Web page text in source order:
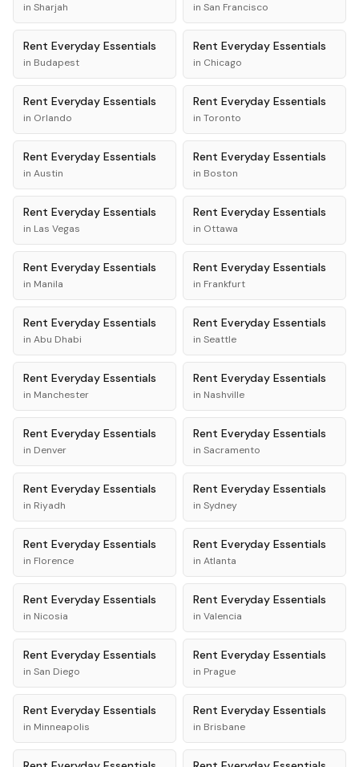
in Sharjah in San Francisco
Rent Everyday Essentials
in Budapest
Rent Everyday Essentials
in Chicago
Rent Everyday Essentials
in Orlando
Rent Everyday Essentials
in Toronto
Rent Everyday Essentials
in Austin
Rent Everyday Essentials
in Boston
Rent Everyday Essentials
in Las Vegas
Rent Everyday Essentials
in Ottawa
Rent Everyday Essentials
in Manila
Rent Everyday Essentials
in Frankfurt
Rent Everyday Essentials
in Abu Dhabi
Rent Everyday Essentials
in Seattle
Rent Everyday Essentials
in Manchester
Rent Everyday Essentials
in Nashville
Rent Everyday Essentials
in Denver
Rent Everyday Essentials
in Sacramento
Rent Everyday Essentials
in Riyadh
Rent Everyday Essentials
in Sydney
Rent Everyday Essentials
in Florence
Rent Everyday Essentials
in Atlanta
Rent Everyday Essentials
in Nicosia
Rent Everyday Essentials
in Valencia
Rent Everyday Essentials
in San Diego
Rent Everyday Essentials
in Prague
Rent Everyday Essentials
in Minneapolis
Rent Everyday Essentials
in Brisbane